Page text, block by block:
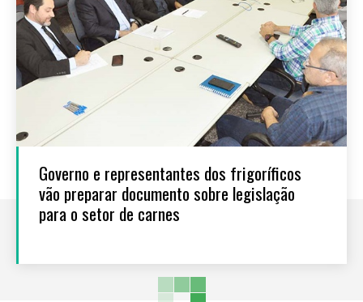
Governo e representantes dos frigoríficos
vão preparar documento sobre legislação
para o setor de carnes